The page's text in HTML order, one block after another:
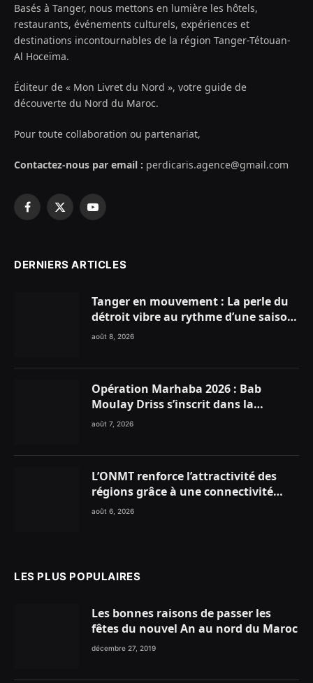
Basés à Tanger, nous mettons en lumière les hôtels,
restaurants, événements culturels, expériences et
destinations incontournables de la région Tanger-Tétouan-
Al Hoceïma.
Éditeur de « Mon Livret du Nord », votre guide de
découverte du Nord du Maroc.
Pour toute collaboration ou partenariat,
Contactez-nous par email : perdicaris.agence@gmail.com
Facebook
X
YouTube
DERNIERS ARTICLES
Tanger en mouvement : La perle du
détroit vibre au rythme d’une saison
estivale record !
août 8, 2026
Opération Marhaba 2026 : Bab
Moulay Driss s’inscrit dans la
dynamique nationale en faveur des
août 7, 2026
L’ONMT renforce l’attractivité des
régions grâce à une connectivité
aérienne historique de Ryanair
août 6, 2026
LES PLUS POPULAIRES
Les bonnes raisons de passer les
fêtes du nouvel An au nord du Maroc
décembre 27, 2019